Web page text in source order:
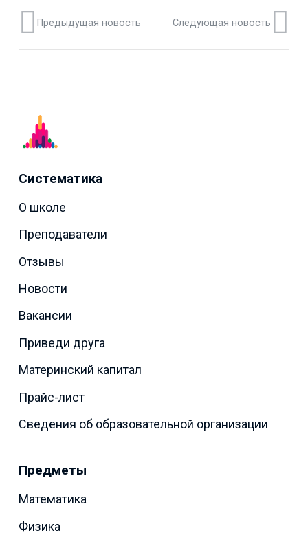
Предыдущая новость Следующая новость
Систематика
О школе
Преподаватели
Отзывы
Новости
Вакансии
Приведи друга
Материнский капитал
Прайс-лист
Сведения об образовательной организации
Предметы
Математика
Физика